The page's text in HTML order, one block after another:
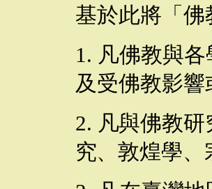
基於此將 「
1. 凡佛教與
及受佛教影
2. 凡與佛教
究、敦煌學